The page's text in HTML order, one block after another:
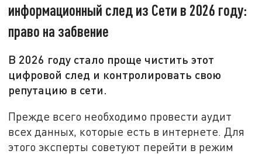
информационный след из Сети в 2026 году:
право на забвение
В 2026 году стало проще чистить этот
цифровой след и контролировать свою
репутацию в сети.
Прежде всего необходимо провести аудит
всех данных, которые есть в интернете. Для
этого эксперты советуют перейти в режим